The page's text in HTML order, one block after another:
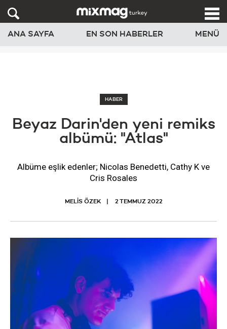
ANA SAYFA EN SON HABERLER MENÜ
HABER
Beyaz Darin'den yeni remiks
albümü: "Atlas"
Albüme eşlik edenler; Nicolas Benedetti, Cathy K ve
Cris Rosales
MELİS ÖZEK 2 TEMMUZ 2022